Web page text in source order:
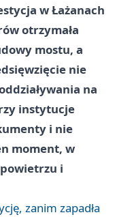
w Łażanach
otrzymała
mostu, a
nie
na
instytucje
i nie
moment, w
i
zanim zapadła